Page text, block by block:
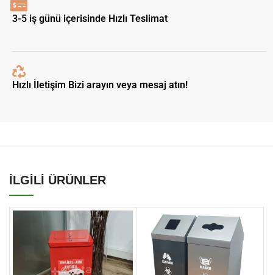
3-5 iş günü içerisinde Hızlı Teslimat
Hızlı İletişim Bizi arayın veya mesaj atın!
İLGİLİ ÜRÜNLER